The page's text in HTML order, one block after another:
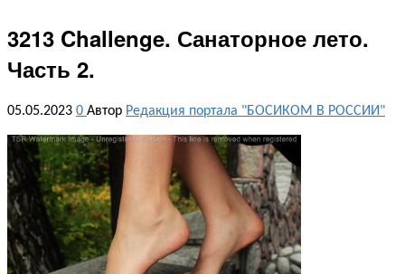
3213 Challenge. Санаторное лето.
Часть 2.
05.05.2023 0 Автор Редакция портала "БОСИКОМ В РОССИИ"